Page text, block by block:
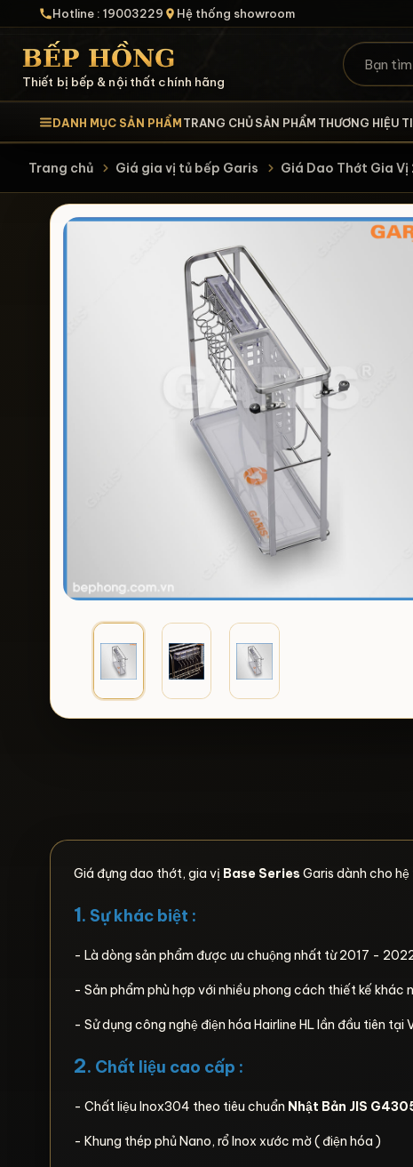
Hotline : 19003229 Hệ thống showroom
Thiết bị bếp & nội thất chính hãng
DANH MỤC SẢN PHẨMTRANG CHỦSẢN PHẨM THƯƠNG HIỆU
Trang chủ Giá gia vị tủ bếp Garis Giá Dao Thớt Gia Vị
Giá đựng dao thớt, gia vị Base Series Garis dành cho
1. Sự khác biệt :
- Là dòng sản phẩm được ưu chuộng nhất từ 2017 -
- Sản phẩm phù hợp với nhiều phong cách thiết kế khác
- Sử dụng công nghệ điện hóa Hairline HL lần đầu tiên
2. Chất liệu cao cấp :
- Chất liệu Inox304 theo tiêu chuẩn Nhật Bản JIS
- Khung thép phủ Nano, rổ Inox xước mờ ( điện hóa )